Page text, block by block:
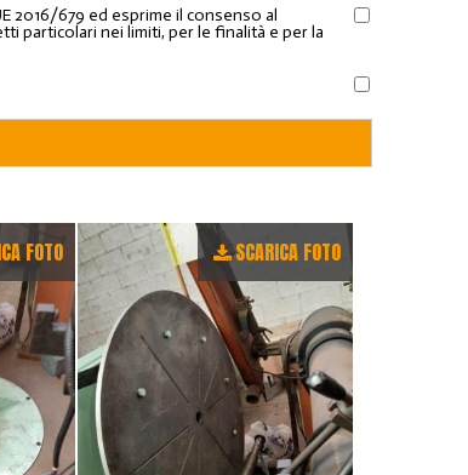
2016/679 ed esprime il consenso al
particolari nei limiti, per le finalità e per la
FOTO SCARICA FOTO